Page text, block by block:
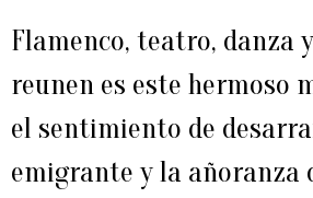
Flamenco, teatro, danza
reunen es este hermoso
el sentimiento de
emigrante y la añoranza